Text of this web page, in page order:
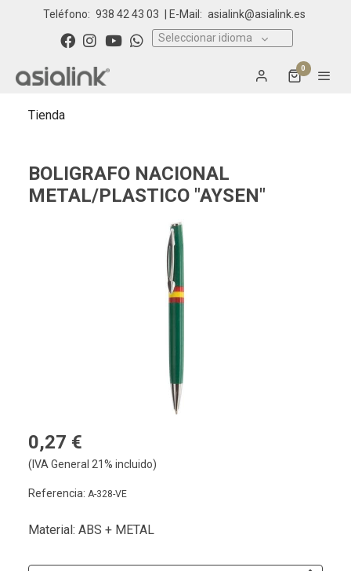
Teléfono: 938 42 43 03 | E-Mail: asialink@asialink.es
Seleccionar idioma
0
Tienda
BOLIGRAFO NACIONAL
METAL/PLASTICO "AYSEN"
0,27 €
(IVA General 21% incluido)
Referencia: A-328-VE
Material: ABS + METAL